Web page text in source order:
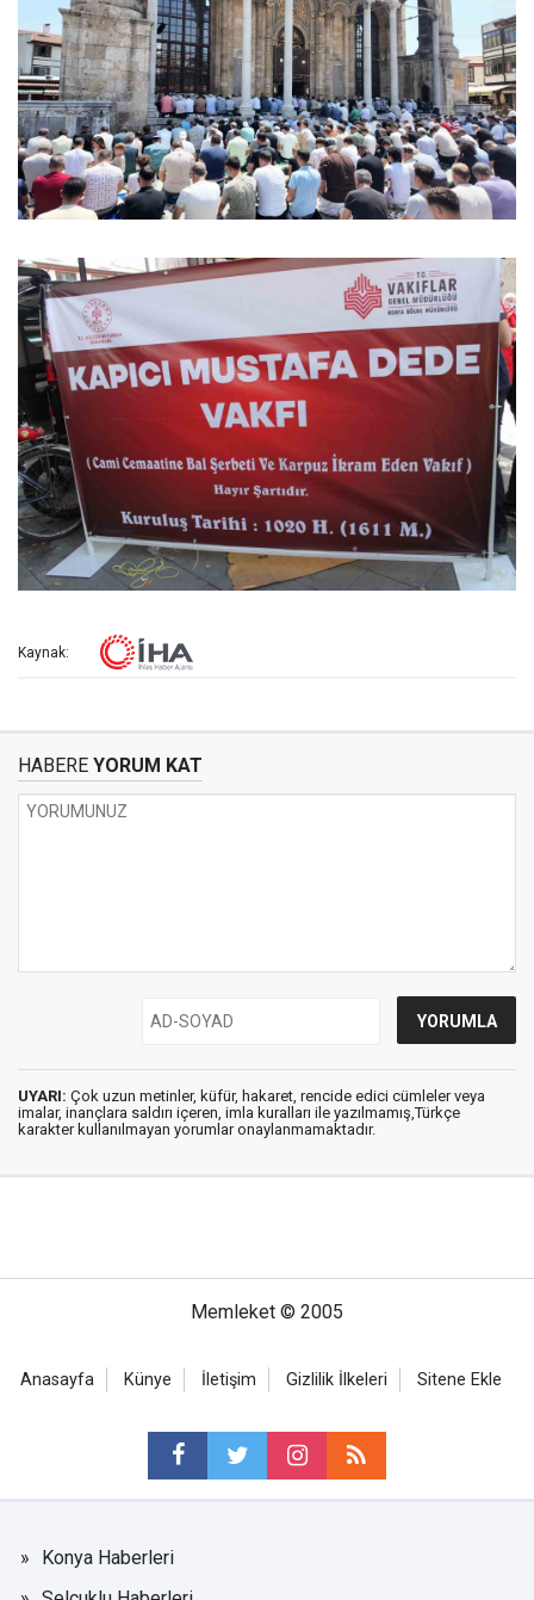
Kaynak:
HABERE YORUM KAT
UYARI: Çok uzun metinler, küfür, hakaret, rencide edici cümleler veya
imalar, inançlara saldırı içeren, imla kuralları ile yazılmamış,Türkçe
karakter kullanılmayan yorumlar onaylanmamaktadır.
Memleket © 2005
Anasayfa Künye İletişim Gizlilik İlkeleri Sitene Ekle
Konya Haberleri